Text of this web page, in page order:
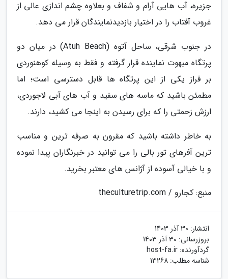
جزیره، آب هایی آرام و شفاف و بعلاوه چشم اندازی عالی از
غروب آفتاب را در اختیار بازدیدنمایندگان قرار می دهد.
در جنوب شرقی، ساحل آتوه (Atuh Beach) در میان دو
پرتگاه مبهوت نماینده قرار گرفته و فقط به وسیله کوهنوردی
بر فراز یکی از این پرتگاه ها قابل دسترسی است؛ اما
مطمئن باشید که ماسه های سفید و آب های آبی لاجوردی،
ارزش زحمتی را که برای رسیدن به اینجا می کشید، دارند.
به خاطر داشته باشید که مقرون به صرفه ترین و مناسب
ترین آفرهای تور بالی را می توانید در خبرنگاران پیدا نموده
و با خیالی آسوده از آژانس های معتبر بخرید.
منبع: کجارو / theculturetrip.com
انتشار: 30 آذر 1403
بروزرسانی: 30 آذر 1403
گردآورنده: host-fa.ir
شناسه مطلب: 13268